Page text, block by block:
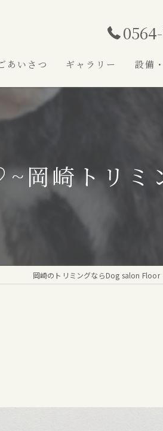
あいさつ ギャラリー 設備
岡崎トリミ
岡崎のトリミングならDog salon Floor